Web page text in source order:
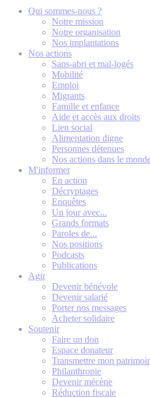
Qui sommes-nous ?
Notre mission
Notre organisation
Nos implantations
Nos actions
Sans-abri et mal-logés
Mobilité
Emploi
Migrants
Famille et enfance
Aide et accès aux droits
Lien social
Alimentation digne
Personnes détenues
Nos actions dans le
M'informer
En action
Décryptages
Enquêtes
Un jour avec...
Grands formats
Paroles de...
Nos positions
Podcasts
Publications
Agir
Devenir bénévole
Devenir salarié
Porter nos messages
Acheter solidaire
Soutenir
Faire un don
Espace donateur
Transmettre mon
Philanthropie
Devenir mécène
Réduction fiscale